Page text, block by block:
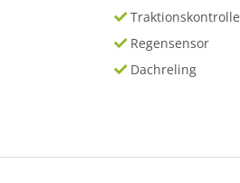
Traktionskontrolle
Regensensor
Dachreling